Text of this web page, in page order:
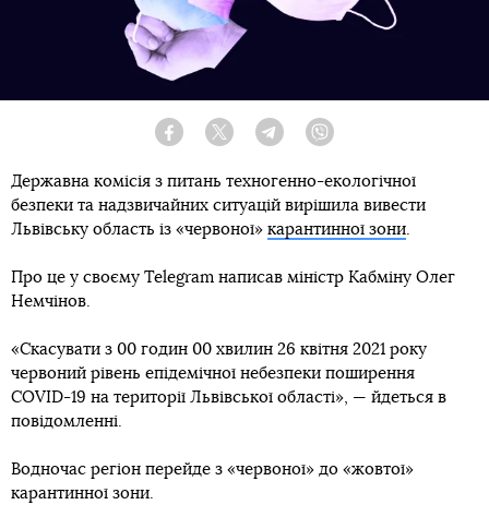
Facebook Twitter Telegram
Державна комісія з питань техногенно-екологічної
безпеки та надзвичайних ситуацій вирішила вивести
Львівську область із «червоної» карантинної зони.
Про це у своєму Telegram написав міністр Кабміну Олег
Немчінов.
«Скасувати з 00 годин 00 хвилин 26 квітня 2021 року
червоний рівень епідемічної небезпеки поширення
COVID-19 на території Львівської області», — йдеться в
повідомленні.
Водночас регіон перейде з «червоної» до «жовтої»
карантинної зони.